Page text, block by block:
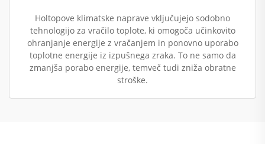
Holtopove klimatske naprave vključujejo sodobno
tehnologijo za vračilo toplote, ki omogoča učinkovito
ohranjanje energije z vračanjem in ponovno uporabo
toplotne energije iz izpušnega zraka. To ne samo da
zmanjša porabo energije, temveč tudi zniža obratne
stroške.